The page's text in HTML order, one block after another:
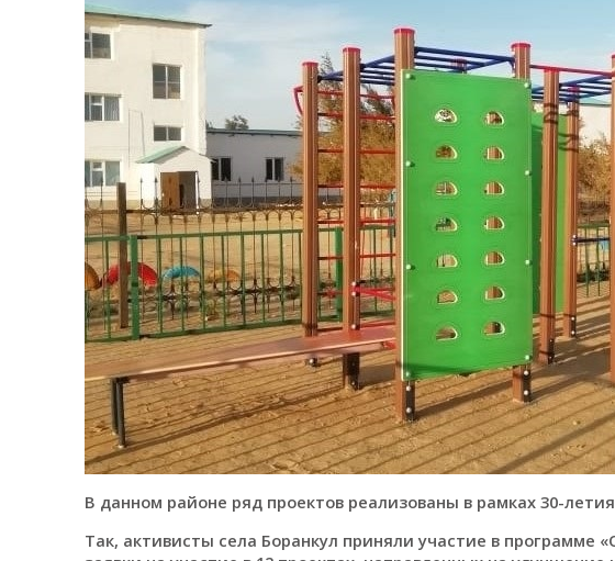
В данном районе ряд проектов реализованы в рамках 30-
Так, активисты села Боранкул приняли участие в программе